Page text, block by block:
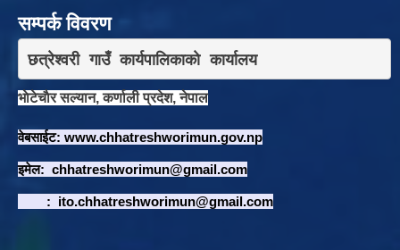
सम्पर्क विवरण
छत्रेश्वरी गाउँ कार्यपालिकाकाे कार्यालय
भाेटेचाैर सल्यान, कर्णाली प्रदेश, नेपाल
वेबसाईट: www.chhatreshworimun.gov.np
इमेल: chhatreshworimun@gmail.com
: ito.chhatreshworimun@gmail.com